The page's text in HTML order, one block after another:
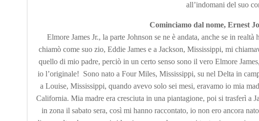
all’indomani del suo
Cominciamo dal nome, Ernest
Elmore James Jr., la parte Johnson se ne è andata, anche se in
chiamò come suo zio, Eddie James e a Jackson, Mississippi, mi
quello di mio padre, perciò in un certo senso sono il vero Elmore
io l’originale! Sono nato a Four Miles, Mississippi, su nel Delta in
a Louise, Mississippi, quando avevo solo sei mesi, eravamo io mia
California. Mia madre era cresciuta in una piantagione, poi si trasferì a
in zona il sabato sera, così mi hanno raccontato, io non ero ancora